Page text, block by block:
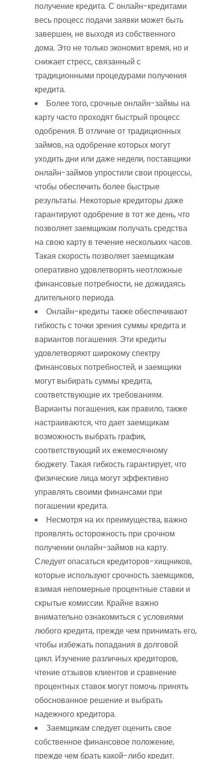
получение кредита. С онлайн-кредитами
весь процесс подачи заявки может быть
завершен, не выходя из собственного
дома. Это не только экономит время, но и
снижает стресс, связанный с
традиционными процедурами получения
кредита.
Более того, срочные онлайн-займы на
карту часто проходят быстрый процесс
одобрения. В отличие от традиционных
займов, на одобрение которых могут
уходить дни или даже недели, поставщики
онлайн-займов упростили свои процессы,
чтобы обеспечить более быстрые
результаты. Некоторые кредиторы даже
гарантируют одобрение в тот же день, что
позволяет заемщикам получать средства
на свою карту в течение нескольких часов.
Такая скорость позволяет заемщикам
оперативно удовлетворять неотложные
финансовые потребности, не дожидаясь
длительного периода.
Онлайн-кредиты также обеспечивают
гибкость с точки зрения суммы кредита и
вариантов погашения. Эти кредиты
удовлетворяют широкому спектру
финансовых потребностей, и заемщики
могут выбирать суммы кредита,
соответствующие их требованиям.
Варианты погашения, как правило, также
настраиваются, что дает заемщикам
возможность выбрать график,
соответствующий их ежемесячному
бюджету. Такая гибкость гарантирует, что
физические лица могут эффективно
управлять своими финансами при
погашении кредита.
Несмотря на их преимущества, важно
проявлять осторожность при срочном
получении онлайн-займов на карту.
Следует опасаться кредиторов-хищников,
которые используют срочность заемщиков,
взимая непомерные процентные ставки и
скрытые комиссии. Крайне важно
внимательно ознакомиться с условиями
любого кредита, прежде чем принимать его,
чтобы избежать попадания в долговой
цикл. Изучение различных кредиторов,
чтение отзывов клиентов и сравнение
процентных ставок могут помочь принять
обоснованное решение и выбрать
надежного кредитора.
Заемщикам следует оценить свое
собственное финансовое положение,
прежде чем брать какой-либо кредит.